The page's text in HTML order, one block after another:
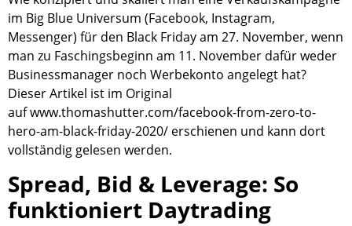
im Big Blue Universum (Facebook, Instagram,
Messenger) für den Black Friday am 27. November, wenn
man zu Faschingsbeginn am 11. November dafür weder
Businessmanager noch Werbekonto angelegt hat?
Dieser Artikel ist im Original
auf www.thomashutter.com/facebook-from-zero-to-
hero-am-black-friday-2020/ erschienen und kann dort
vollständig gelesen werden.
Spread, Bid & Leverage: So
funktioniert Daytrading